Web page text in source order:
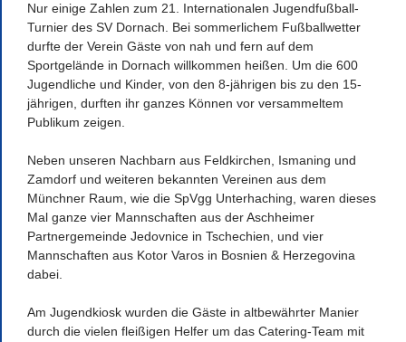
Nur einige Zahlen zum 21. Internationalen Jugendfußball-
Turnier des SV Dornach. Bei sommerlichem Fußballwetter
durfte der Verein Gäste von nah und fern auf dem
Sportgelände in Dornach willkommen heißen. Um die 600
Jugendliche und Kinder, von den 8-jährigen bis zu den 15-
jährigen, durften ihr ganzes Können vor versammeltem
Publikum zeigen.
Neben unseren Nachbarn aus Feldkirchen, Ismaning und
Zamdorf und weiteren bekannten Vereinen aus dem
Münchner Raum, wie die SpVgg Unterhaching, waren dieses
Mal ganze vier Mannschaften aus der Aschheimer
Partnergemeinde Jedovnice in Tschechien, und vier
Mannschaften aus Kotor Varos in Bosnien & Herzegovina
dabei.
Am Jugendkiosk wurden die Gäste in altbewährter Manier
durch die vielen fleißigen Helfer um das Catering-Team mit